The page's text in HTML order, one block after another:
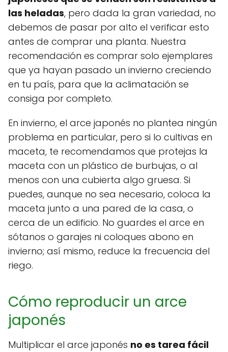
las heladas, pero dada la gran variedad, no
debemos de pasar por alto el verificar esto
antes de comprar una planta. Nuestra
recomendación es comprar solo ejemplares
que ya hayan pasado un invierno creciendo
en tu país, para que la aclimatación se
consiga por completo.
En invierno, el arce japonés no plantea ningún
problema en particular, pero si lo cultivas en
maceta, te recomendamos que protejas la
maceta con un plástico de burbujas, o al
menos con una cubierta algo gruesa. Si
puedes, aunque no sea necesario, coloca la
maceta junto a una pared de la casa, o
cerca de un edificio. No guardes el arce en
sótanos o garajes ni coloques abono en
invierno; así mismo, reduce la frecuencia del
riego.
Cómo reproducir un arce
japonés
Multiplicar el arce japonés no es tarea fácil